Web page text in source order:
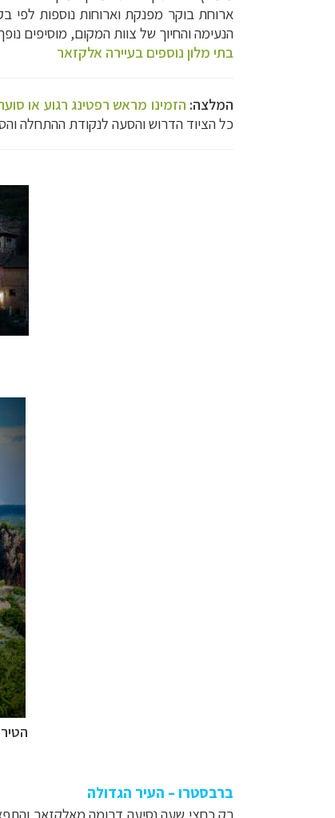
ארוחת בוקר מפנקת וארוחות נוספות לפי
הנעימה והחיוך של צוות המקום, מוסיפים
בתי מלון נוספים בעיירה אלקזאר
המלצה: הזמינו מראש רפטינג רגוע או
כל הציוד הדרוש והסעה לנקודת ההתחלה
ברבסטרו – העיר הגדולה
רק כחצי שעה נסיעה דרומה מאלקזאר